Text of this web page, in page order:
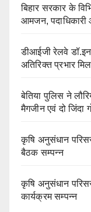
बिहार सरकार के
आमजन,
डीआईजी रेलवे
अतिरिक्त प्रभार
बेतिया पुलिस ने
मैगजीन एवं दो जिंदा
कृषि अनुसंधान
बैठक सम्पन्न
कृषि अनुसंधान
कार्यक्रम सम्पन्न